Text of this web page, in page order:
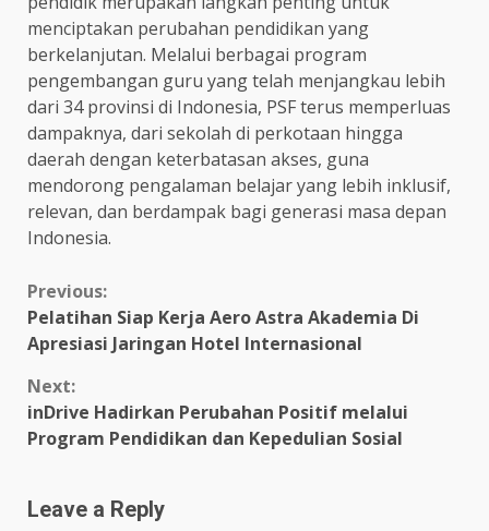
menciptakan perubahan pendidikan yang
berkelanjutan. Melalui berbagai program
pengembangan guru yang telah menjangkau lebih
dari 34 provinsi di Indonesia, PSF terus memperluas
dampaknya, dari sekolah di perkotaan hingga
daerah dengan keterbatasan akses, guna
mendorong pengalaman belajar yang lebih inklusif,
relevan, dan berdampak bagi generasi masa depan
Indonesia.
Continue
Reading
Previous:
Pelatihan Siap Kerja Aero Astra Akademia Di
Apresiasi Jaringan Hotel Internasional
Next:
inDrive Hadirkan Perubahan Positif melalui
Program Pendidikan dan Kepedulian Sosial
Leave a Reply